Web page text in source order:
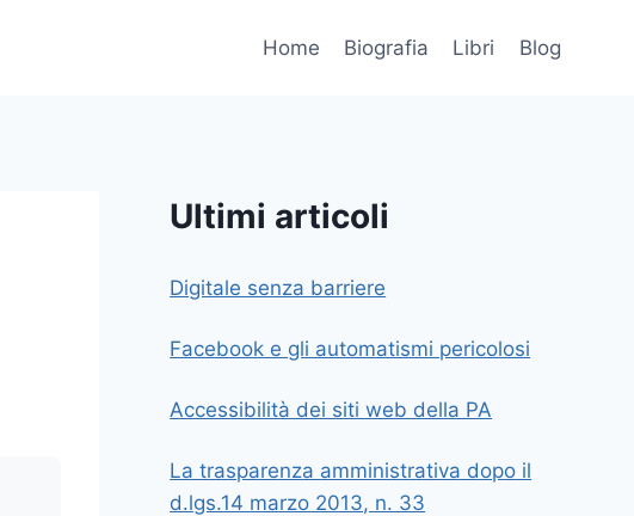
Home Biografia Libri Blog
Ultimi articoli
Digitale senza barriere
Facebook e gli automatismi pericolosi
Accessibilità dei siti web della PA
La trasparenza amministrativa dopo il
d.lgs.14 marzo 2013, n. 33